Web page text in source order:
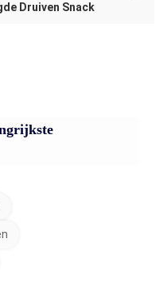
Druiven Snack